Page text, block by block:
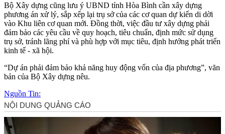
Bộ Xây dựng cũng lưu ý UBND tỉnh Hòa Bình cần xây dựng
phương án xử lý, sắp xếp lại trụ sở của các cơ quan dự kiến di dời
vào Khu liên cơ quan mới. Đồng thời, việc đầu tư xây dựng phải
đảm bảo các yêu cầu về quy hoạch, tiêu chuẩn, định mức sử dụng
trụ sở, tránh lãng phí và phù hợp với mục tiêu, định hướng phát triển
kinh tế - xã hội.
“Dự án phải đảm bảo khả năng huy động vốn của địa phương”, văn
bản của Bộ Xây dựng nêu.
Nguồn Tin: